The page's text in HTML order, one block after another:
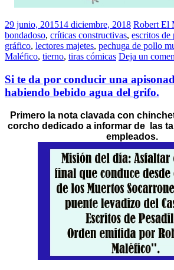
29 junio, 201514 diciembre, 2018 Robert El
bondadoso, críticas constructivas, escritos de
gráfico, lectores majetes, pechuga de pollo
Maléfico, tierno, tiras cómicas Deja un
Si te da por conducir una
habiendo bebido agua del grifo.
Primero la nota clavada con
corcho dedicado a informar de las
empleados.